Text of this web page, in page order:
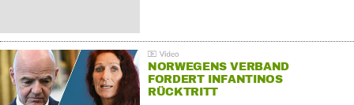
NORWEGENS VERBAND
FORDERT INFANTINOS
RÜCKTRITT